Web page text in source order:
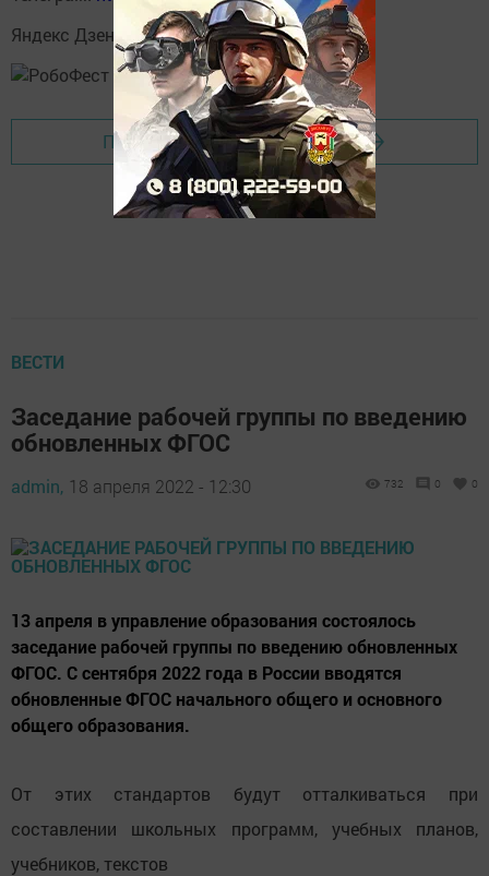
Яндекс Дзен:
https://dzen.ru/svetliput
Перейти на страницу новости
ВЕСТИ
Заседание рабочей группы по введению
обновленных ФГОС
admin, 18 апреля 2022 - 12:30 732 0 0
13 апреля в управление образования состоялось
заседание рабочей группы по введению обновленных
ФГОС. С сентября 2022 года в России вводятся
обновленные ФГОС начального общего и основного
общего образования.
От этих стандартов будут отталкиваться при
составлении школьных программ, учебных планов,
учебников, текстов